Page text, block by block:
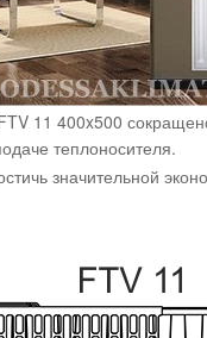
11 400x500
теплоносителя.
значительной